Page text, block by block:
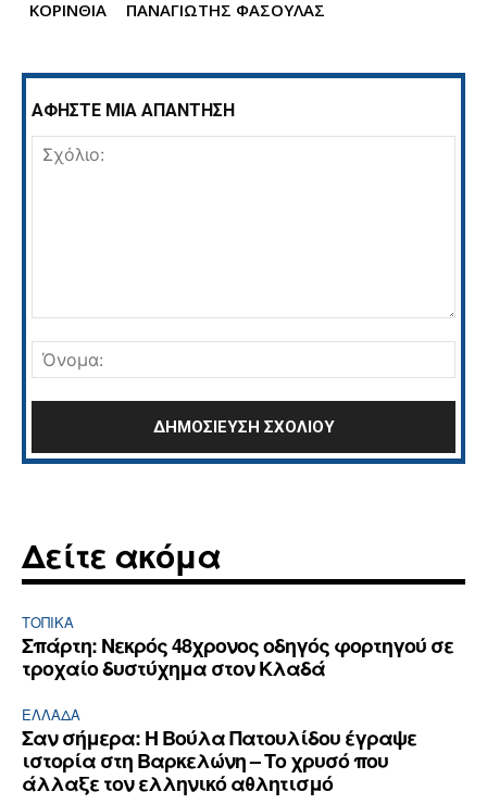
ΚΟΡΙΝΘΙΑ
ΠΑΝΑΓΙΩΤΗΣ ΦΑΣΟΥΛΑΣ
ΑΦΗΣΤΕ ΜΙΑ ΑΠΑΝΤΗΣΗ
Δείτε ακόμα
ΤΟΠΙΚΑ
Σπάρτη: Νεκρός 48χρονος οδηγός φορτηγού σε
τροχαίο δυστύχημα στον Κλαδά
ΕΛΛΆΔΑ
Σαν σήμερα: Η Βούλα Πατουλίδου έγραψε
ιστορία στη Βαρκελώνη – Το χρυσό που
άλλαξε τον ελληνικό αθλητισμό